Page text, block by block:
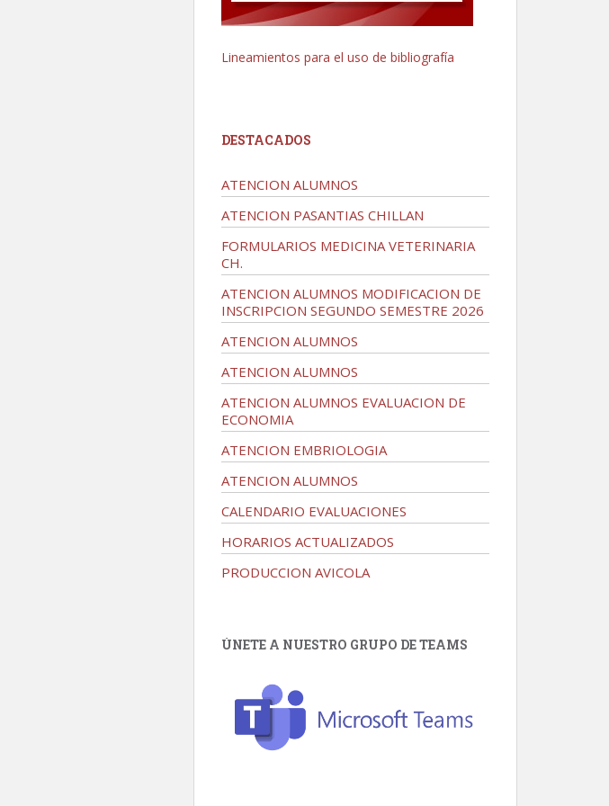
Lineamientos para el uso de bibliografía
DESTACADOS
ATENCION ALUMNOS
ATENCION PASANTIAS CHILLAN
FORMULARIOS MEDICINA VETERINARIA
CH.
ATENCION ALUMNOS MODIFICACION DE
INSCRIPCION SEGUNDO SEMESTRE 2026
ATENCION ALUMNOS
ATENCION ALUMNOS
ATENCION ALUMNOS EVALUACION DE
ECONOMIA
ATENCION EMBRIOLOGIA
ATENCION ALUMNOS
CALENDARIO EVALUACIONES
HORARIOS ACTUALIZADOS
PRODUCCION AVICOLA
ÚNETE A NUESTRO GRUPO DE TEAMS